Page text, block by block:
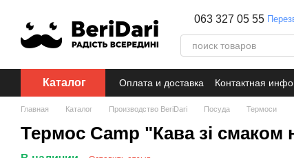
063 327 05 55
Каталог Оплата и доставка Контактная
Главная Каталог Производство BeriDari Посуда Термоси
Термос Camp "Кава зі